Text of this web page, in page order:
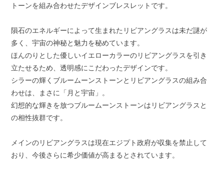
トーンを組み合わせたデザインブレスレットです。
隕石のエネルギーによって生まれたリビアングラスは未だ謎が
多く、宇宙の神秘と魅力を秘めています。
ほんのりとした優しいイエローカラーのリビアングラスを引き
立たせるため、透明感にこだわったデザインです。
シラーの輝くブルームーンストーンとリビアングラスの組み合
わせは、まさに「月と宇宙」。
幻想的な輝きを放つブルームーンストーンはリビアングラスと
の相性抜群です。
メインのリビアングラスは現在エジプト政府が収集を禁止して
おり、今後さらに希少価値が高まるとされています。